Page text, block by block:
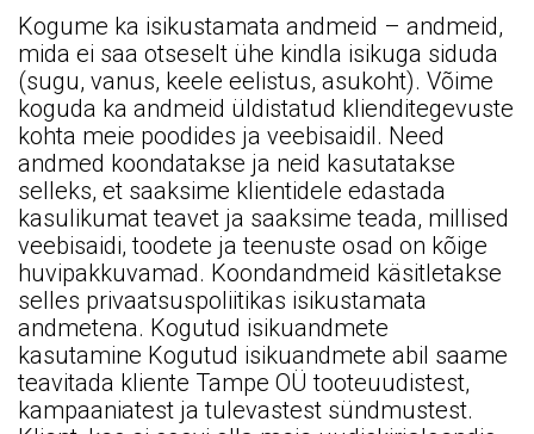
Kogume ka isikustamata andmeid – andmeid,
mida ei saa otseselt ühe kindla isikuga siduda
(sugu, vanus, keele eelistus, asukoht). Võime
koguda ka andmeid üldistatud klienditegevuste
kohta meie poodides ja veebisaidil. Need
andmed koondatakse ja neid kasutatakse
selleks, et saaksime klientidele edastada
kasulikumat teavet ja saaksime teada, millised
veebisaidi, toodete ja teenuste osad on kõige
huvipakkuvamad. Koondandmeid käsitletakse
selles privaatsuspoliitikas isikustamata
andmetena. Kogutud isikuandmete
kasutamine Kogutud isikuandmete abil saame
teavitada kliente Tampe OÜ tooteuudistest,
kampaaniatest ja tulevastest sündmustest.